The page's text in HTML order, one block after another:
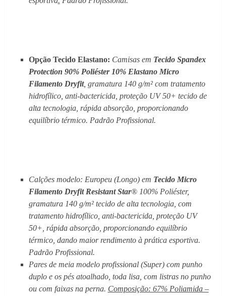
Opção Tecido Elastano: Camisas em Tecido Spandex
Protection 90% Poliéster 10% Elastano Micro
Filamento Dryfit, gramatura 140 g/m² com tratamento
hidrofílico, anti-bactericida, proteção UV 50+ tecido de
alta tecnologia, rápida absorção, proporcionando
equilíbrio térmico. Padrão Profissional.
Calções modelo: Europeu (Longo) em Tecido Micro
Filamento Dryfit ResistantStar® 100% Poliéster,
gramatura 140 g/m² tecido de alta tecnologia, com
tratamento hidrofílico, anti-bactericida, proteção UV
50+, rápida absorção, proporcionando equilíbrio
térmico, dando maior rendimento à prática esportiva.
Padrão Profissional.
Pares de meia modelo profissional (Super) com punho
duplo e os pés atoalhado, toda lisa, com listras no punho
ou com faixas na perna. Composição: 67% Poliamida –